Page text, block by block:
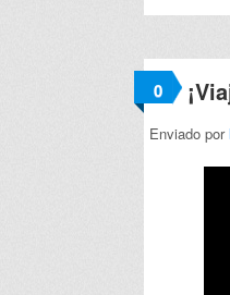
0
Enviado por